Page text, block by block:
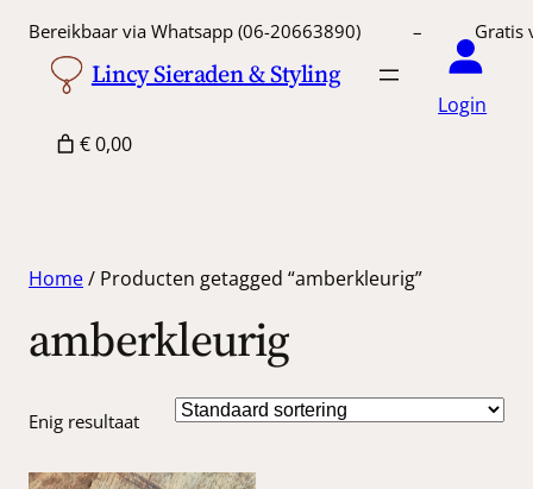
Bereikbaar via Whatsapp (06-20663890) –
Lincy Sieraden & Styling
Login
€ 0,00
Home/ Producten getagged “amberkleurig”
amberkleurig
Enig resultaat